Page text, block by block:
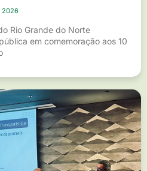
2026
Rio Grande do Norte
em comemoração aos 10